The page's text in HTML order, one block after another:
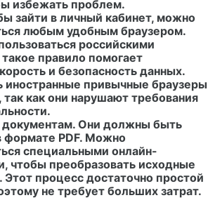
избежать проблем.
зайти в личный кабинет, можно
любым удобным браузером.
российскими
правило помогает
и безопасность данных.
иностранные привычные браузеры
как они нарушают требования
документам. Они должны быть
формате PDF. Можно
специальными онлайн-
чтобы преобразовать исходные
Этот процесс достаточно простой
не требует больших затрат.